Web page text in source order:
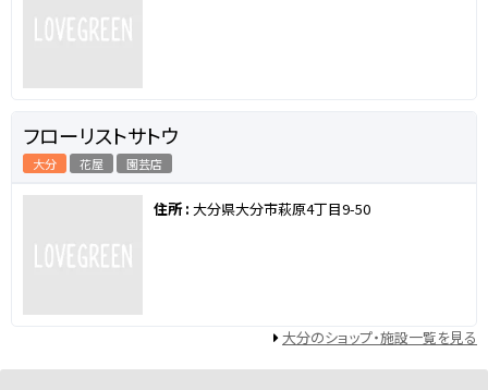
フローリストサトウ
大分 花屋 園芸店
住所 : 大分県大分市萩原4丁目9-50
大分のショップ・施設一覧を見る